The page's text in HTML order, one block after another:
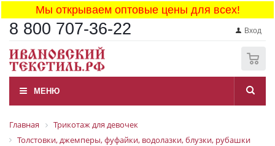
Мы открываем оптовые цены для всех!
8 800 707-36-22 Вход
МЕНЮ
Главная
Трикотаж для девочек
Толстовки, джемперы, фуфайки, водолазки, блузки, рубашки